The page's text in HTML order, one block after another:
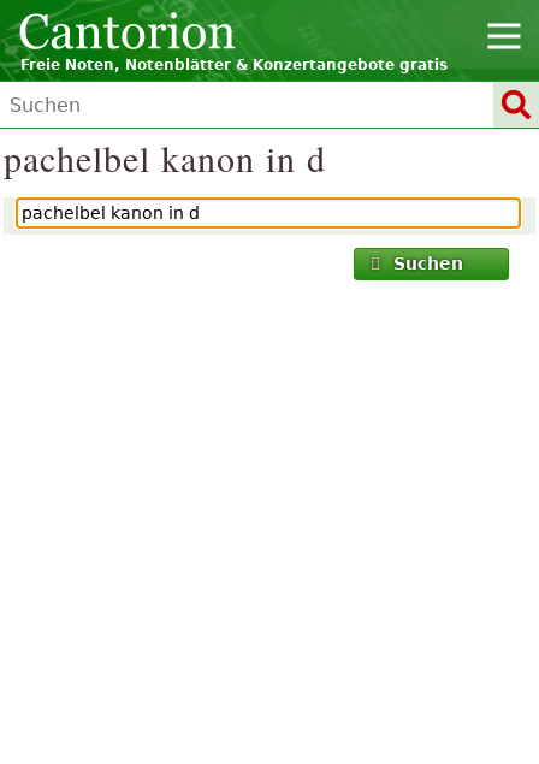
Freie Noten, Notenblätter & Konzertangebote gratis
pachelbel kanon in d
Suchen